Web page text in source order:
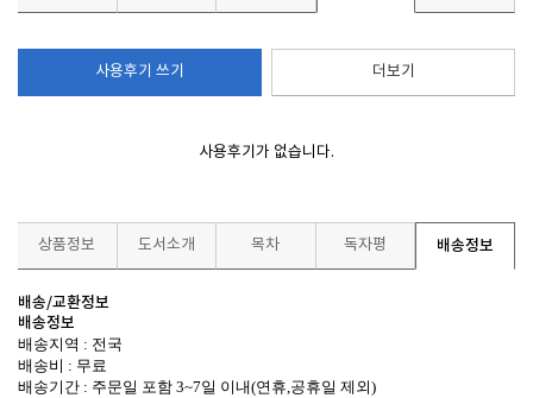
사용후기 쓰기 더보기
사용후기가 없습니다.
상품정보 도서소개 목차 독자평 배송정보
배송/교환정보
배송정보
배송지역 : 전국
배송비 : 무료
배송기간 : 주문일 포함 3~7일 이내(연휴,공휴일 제외)